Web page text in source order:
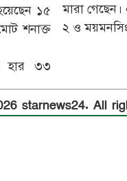
১৫
শনাক্ত
হার ৩৩
মারা
২ ও
starnews24. All